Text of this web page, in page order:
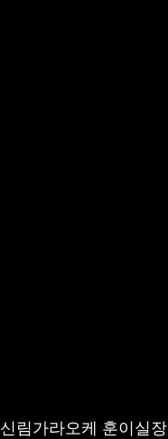
신림가라오케 훈이실장